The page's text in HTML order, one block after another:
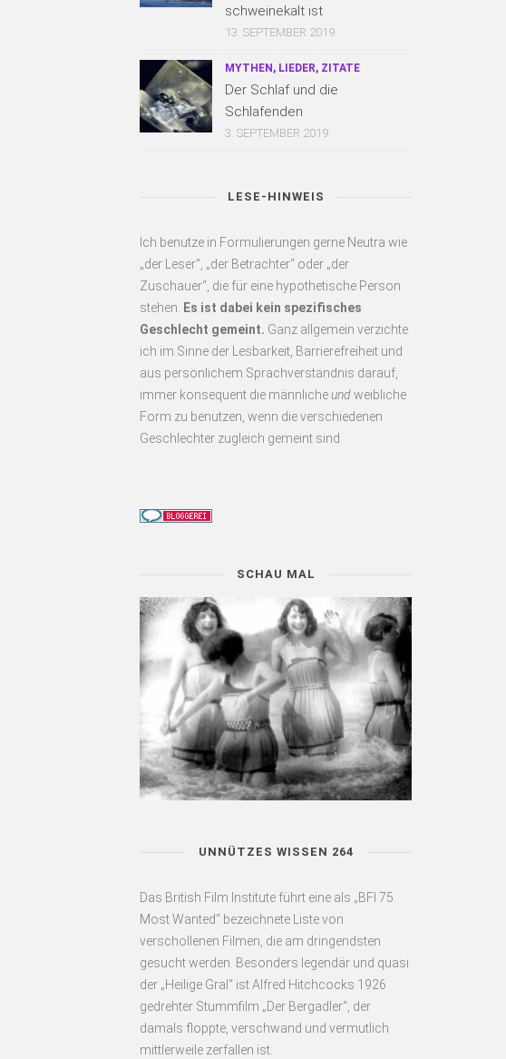
schweinekalt ist
13. SEPTEMBER 2019
MYTHEN, LIEDER, ZITATE
Der Schlaf und die
Schlafenden
3. SEPTEMBER 2019
LESE-HINWEIS
Ich benutze in Formulierungen gerne Neutra wie
„der Leser“, „der Betrachter“ oder „der
Zuschauer“, die für eine hypothetische Person
stehen.
Es ist dabei kein spezifisches
Geschlecht gemeint. Ganz allgemein verzichte
ich im Sinne der Lesbarkeit, Barrierefreiheit und
aus persönlichem Sprachverständnis darauf,
immer konsequent die männlicheundweibliche
Form zu benutzen, wenn die verschiedenen
Geschlechter zugleich gemeint sind.
SCHAU MAL
UNNÜTZES WISSEN 264
Das British Film Institute führt eine als „BFI 75
Most Wanted“ bezeichnete Liste von
verschollenen Filmen, die am dringendsten
gesucht werden. Besonders legendär und quasi
der „Heilige Gral“ ist Alfred Hitchcocks 1926
gedrehter Stummfilm „Der Bergadler“, der
damals floppte, verschwand und vermutlich
mittlerweile zerfallen ist.